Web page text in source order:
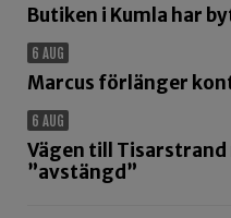
Butiken i Kumla har
6 AUG
Marcus förlänger
6 AUG
Vägen till
”avstängd”